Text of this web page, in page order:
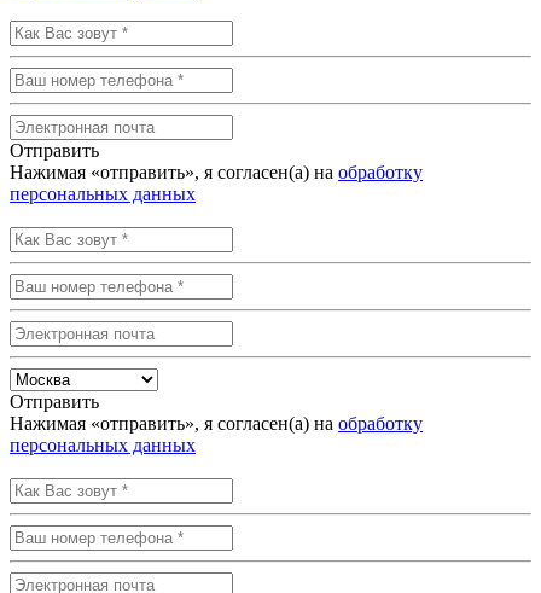
Отправить
Нажимая «отправить», я согласен(а) на обработку
персональных данных
Отправить
Нажимая «отправить», я согласен(а) на обработку
персональных данных